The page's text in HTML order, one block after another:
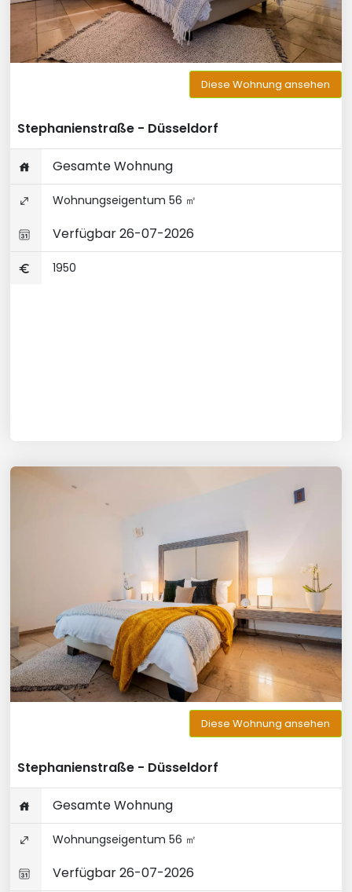
Diese Wohnung ansehen
Stephanienstraße - Düsseldorf
Gesamte Wohnung
Wohnungseigentum 56 ㎡
Verfügbar 26-07-2026
1950
Diese Wohnung ansehen
Stephanienstraße - Düsseldorf
Gesamte Wohnung
Wohnungseigentum 56 ㎡
Verfügbar 26-07-2026